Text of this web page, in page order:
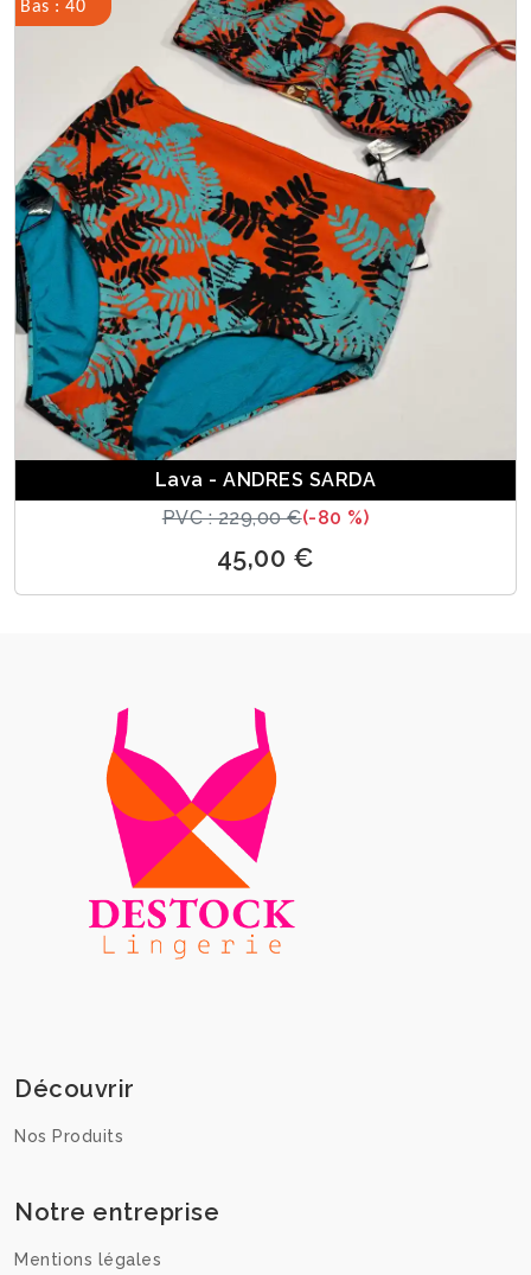
Bas : 40
Lava - ANDRES SARDA
PVC : 229,00 €(-80 %)
45,00 €
Découvrir
Nos Produits
Notre entreprise
Mentions légales